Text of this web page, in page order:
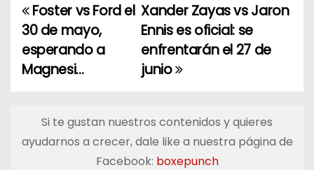
N
a
v
g
Xander Zayas vs Jaron
Ennis es oficial: se
enfrentarán el 27 de
junio
Foster vs Ford el
30 de mayo,
esperando a
Magnesi…
Si te gustan nuestros contenidos y quieres
ayudarnos a crecer, dale like a nuestra página de
Facebook: boxepunch